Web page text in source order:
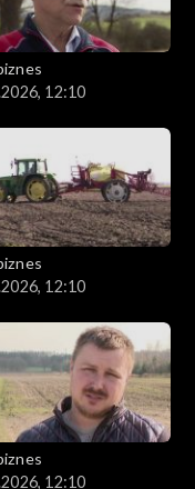
12:10
12:10
12:10